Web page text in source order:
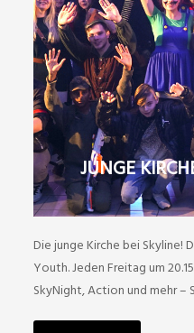
JUNGE
Die junge Kirche bei Skyline!
Youth. Jeden Freitag um
SkyNight, Action und mehr –